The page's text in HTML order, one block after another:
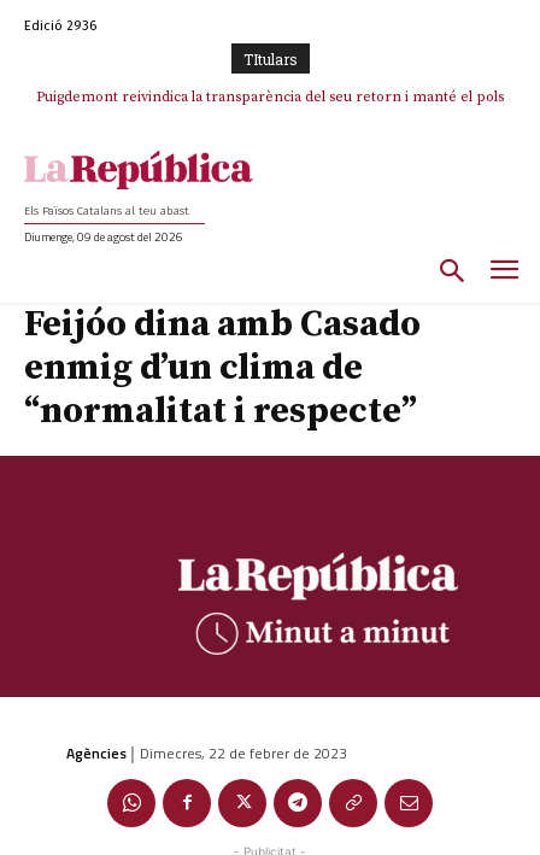
Edició 2936
TItulars
Puigdemont reivindica la transparència del seu retorn i manté el pols
Els Països Catalans al teu abast
Diumenge, 09 de agost del 2026
Feijóo dina amb Casado
enmig d’un clima de
“normalitat i respecte”
Agències | Dimecres, 22 de febrer de 2023
- Publicitat -